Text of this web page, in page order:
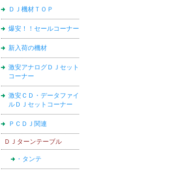
ＤＪ機材ＴＯＰ
爆安！！セールコーナー
新入荷の機材
激安アナログＤＪセット
コーナー
激安ＣＤ・データファイ
ルＤＪセットコーナー
ＰＣＤＪ関連
ＤＪターンテーブル
・タンテ